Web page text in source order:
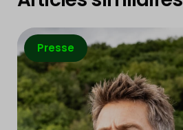
Presse